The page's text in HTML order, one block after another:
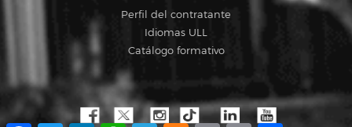
Perfil del contratante
Idiomas ULL
Catálogo formativo